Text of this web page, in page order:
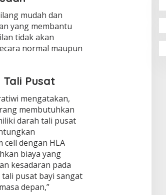
mudah dan
yang membantu
tidak akan
normal maupun
Tali Pusat
mengatakan,
membutuhkan
darah tali pusat
dengan HLA
biaya yang
kesadaran pada
pusat bayi sangat
depan,”